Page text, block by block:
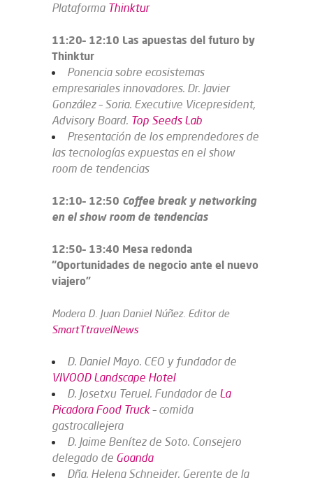
Plataforma Thinktur
11:20– 12:10 Las apuestas del futuro by
Thinktur
Ponencia sobre ecosistemas
empresariales innovadores. Dr. Javier
González – Soria. Executive Vicepresident,
Advisory Board. Top Seeds Lab
Presentación de los emprendedores de
las tecnologías expuestas en el show
room de tendencias
12:10– 12:50 Coffee break y networking
en el show room de tendencias
12:50– 13:40 Mesa redonda
“Oportunidades de negocio ante el nuevo
viajero”
Modera D. Juan Daniel Núñez. Editor de
SmartTtravelNews
D. Daniel Mayo. CEO y fundador de
VIVOOD Landscape Hotel
D. Josetxu Teruel. Fundador de La
Picadora Food Truck– comida
gastrocallejera
D. Jaime Benítez de Soto. Consejero
delegado de Goanda
Dña. Helena Schneider. Gerente de la